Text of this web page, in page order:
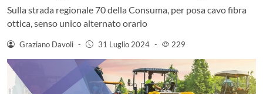
Sulla strada regionale 70 della Consuma, per posa cavo fibra
ottica, senso unico alternato orario
Graziano Davoli - 31 Luglio 2024 - 229